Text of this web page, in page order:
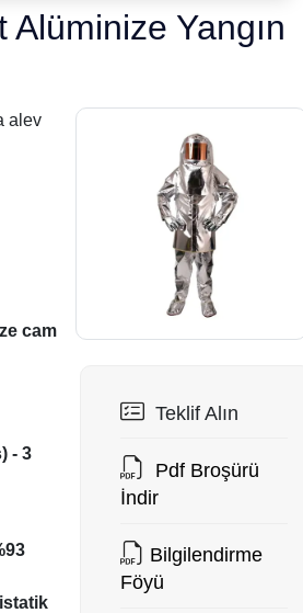
Alüminize Yangın
Teklif Alın
Pdf Broşürü
İndir
Bilgilendirme
Föyü
alev
cam
- 3